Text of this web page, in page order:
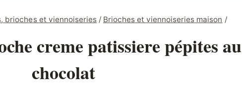
brioches et viennoiseries / Brioches et viennoiseries maison /
creme patissiere pépites au
chocolat